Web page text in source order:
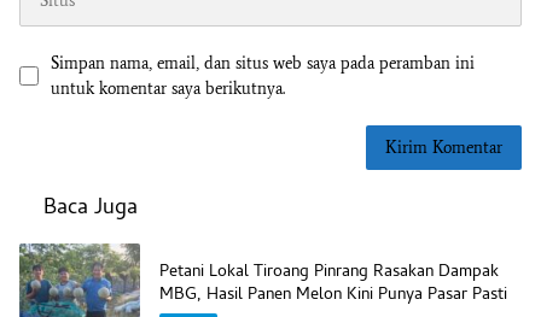
Simpan nama, email, dan situs web saya pada peramban ini
untuk komentar saya berikutnya.
Baca Juga
Petani Lokal Tiroang Pinrang Rasakan Dampak
MBG, Hasil Panen Melon Kini Punya Pasar Pasti